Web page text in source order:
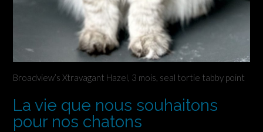
Broadview’s Xtravagant Hazel, 3 mois, seal tortie tabby point
La vie que nous souhaitons
pour nos chatons